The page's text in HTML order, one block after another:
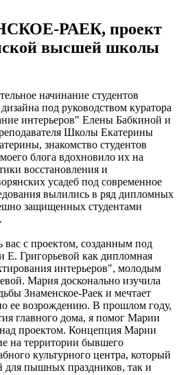
РАЕК, проект
высшей школы
начинание студентов
под руководством куратора
интерьеров" Елены Бабкиной и
Школы Екатерины
знакомство студентов
блога вдохновило их на
восстановления и
усадеб под современное
вылились в ряд дипломных
защищенных студентами
вас с проектом, созданным под
Е. Григорьевой как дипломная
интерьеров", молодым
Мария досконально изучила
Знаменское-Раек и мечтает
ее возрождению. В прошлом году,
главного дома, я помог Марии
проектом. Концепция Марии
на территории бывшего
культурного центра, который
для пышных праздников, так и